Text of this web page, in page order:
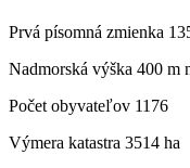
Prvá písomná zmienka
Nadmorská výška 400 m
Počet obyvateľov 1176
Výmera katastra 3514 ha